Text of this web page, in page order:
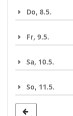
Do, 8.5.
Fr, 9.5.
Sa, 10.5.
So, 11.5.